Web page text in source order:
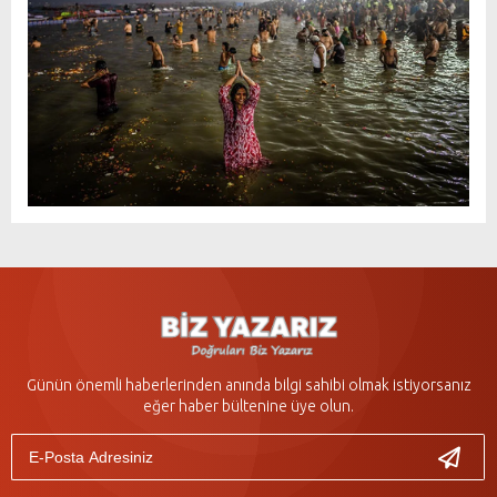
Günün önemli haberlerinden anında bilgi sahibi olmak istiyorsanız
eğer haber bültenine üye olun.